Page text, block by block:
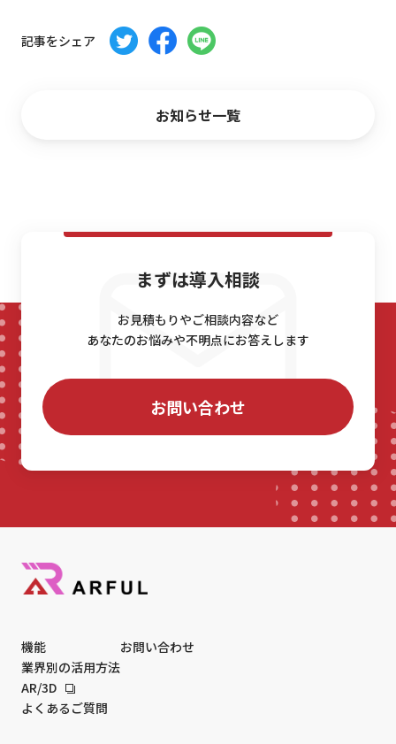
記事をシェア
お知らせ一覧
まずは導入相談
お見積もりやご相談内容など
あなたのお悩みや不明点にお答えします
お問い合わせ
機能
業界別の活用方法
AR/3D
よくあるご質問
お問い合わせ